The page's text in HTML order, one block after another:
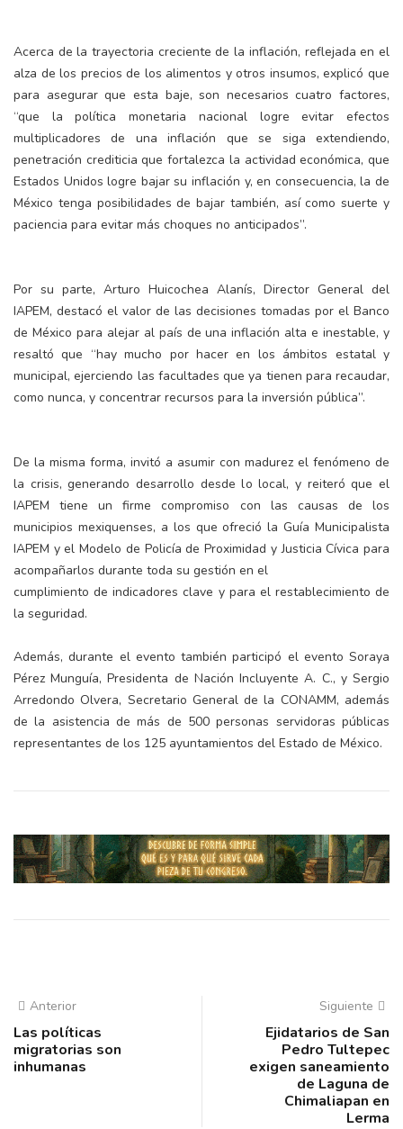
Acerca de la trayectoria creciente de la inflación, reflejada en el
alza de los precios de los alimentos y otros insumos, explicó que
para asegurar que esta baje, son necesarios cuatro factores,
“que la política monetaria nacional logre evitar efectos
multiplicadores de una inflación que se siga extendiendo,
penetración crediticia que fortalezca la actividad económica, que
Estados Unidos logre bajar su inflación y, en consecuencia, la de
México tenga posibilidades de bajar también, así como suerte y
paciencia para evitar más choques no anticipados”.
Por su parte, Arturo Huicochea Alanís, Director General del
IAPEM, destacó el valor de las decisiones tomadas por el Banco
de México para alejar al país de una inflación alta e inestable, y
resaltó que “hay mucho por hacer en los ámbitos estatal y
municipal, ejerciendo las facultades que ya tienen para recaudar,
como nunca, y concentrar recursos para la inversión pública”.
De la misma forma, invitó a asumir con madurez el fenómeno de
la crisis, generando desarrollo desde lo local, y reiteró que el
IAPEM tiene un firme compromiso con las causas de los
municipios mexiquenses, a los que ofreció la Guía Municipalista
IAPEM y el Modelo de Policía de Proximidad y Justicia Cívica para
acompañarlos durante toda su gestión en el
cumplimiento de indicadores clave y para el restablecimiento de
la seguridad.
Además, durante el evento también participó el evento Soraya
Pérez Munguía, Presidenta de Nación Incluyente A. C., y Sergio
Arredondo Olvera, Secretario General de la CONAMM, además
de la asistencia de más de 500 personas servidoras públicas
representantes de los 125 ayuntamientos del Estado de México.
Anterior
Las políticas
migratorias son
inhumanas
Siguiente
Ejidatarios de San
Pedro Tultepec
exigen saneamiento
de Laguna de
Chimaliapan en
Lerma